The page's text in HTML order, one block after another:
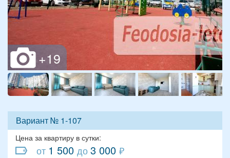
Вариант № 1-107
Цена за квартиру в сутки:
от 1 500 до3 000 ₽